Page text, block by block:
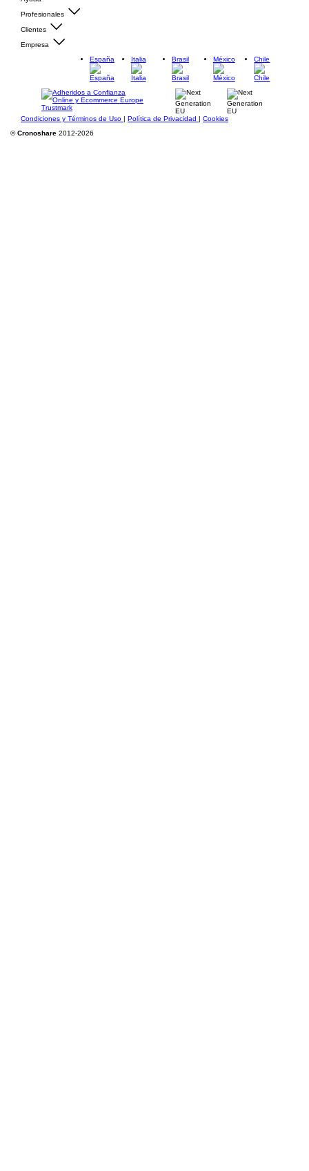
Profesionales
Clientes
Empresa
España
Italia Brasil México Chile
Condiciones y Términos de Uso | Política de Privacidad | Cookies
©Cronoshare 2012-2026